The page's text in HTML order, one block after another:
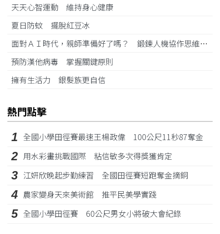
天天心智運動 維持身心健康
夏日防蚊 擺脫紅豆冰
面對ＡＩ時代，親師準備好了嗎？ 鍛鍊人機協作思維 穩健航向未來
預防漢他病毒 掌握關鍵原則
擁有生活力 銀髮族更自信
熱門點擊
1 全國小學田徑賽最速王楊政偉 100公尺11秒87奪金
2 用水彩畫挑戰國際 粘信敏多次得獎獲肯定
3 江姸欣晚起步勤練習 全國田徑賽短跑奪金摘銅
4 農家變身天來美術館 推平民美學實踐
5 全國小學田徑賽 60公尺男女小將破大會紀錄